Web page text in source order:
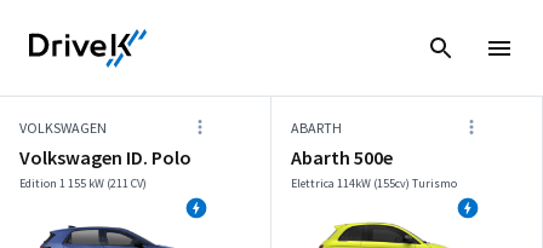
VOLKSWAGEN
Volkswagen ID. Polo
Edition 1 155 kW (211 CV)
ABARTH
Abarth 500e
Elettrica 114kW (155cv) Turismo